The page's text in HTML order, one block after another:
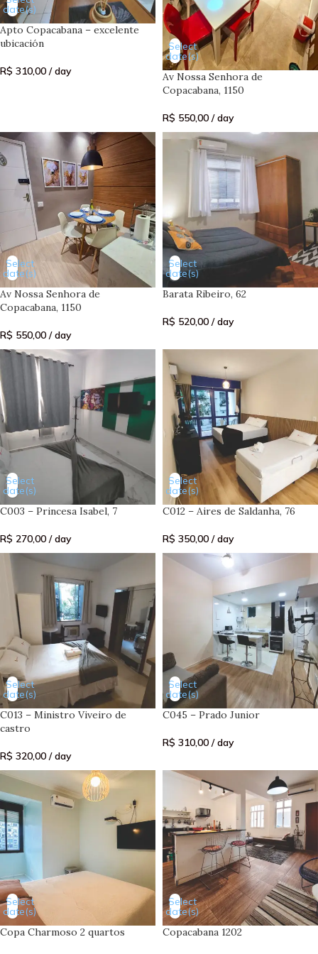
date(s)
Apto Copacabana – excelente
ubicación
R$ 310,00 / day
Select
date(s)
Av Nossa Senhora de
Copacabana, 1150
R$ 550,00 / day
Select
date(s)
Av Nossa Senhora de
Copacabana, 1150
R$ 550,00 / day
Select
date(s)
Barata Ribeiro, 62
R$ 520,00 / day
Select
date(s)
C003 – Princesa Isabel, 7
R$ 270,00 / day
Select
date(s)
C012 – Aires de Saldanha, 76
R$ 350,00 / day
Select
date(s)
C013 – Ministro Viveiro de
castro
R$ 320,00 / day
Select
date(s)
C045 – Prado Junior
R$ 310,00 / day
Select
date(s)
Copa Charmoso 2 quartos
Select
date(s)
Copacabana 1202